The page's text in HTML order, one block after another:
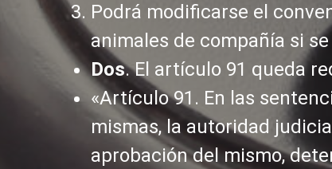
Podrá modificarse el
animales de compañía si
Dos. El artículo 91 queda
«Artículo 91. En las
mismas, la autoridad
aprobación del mismo,